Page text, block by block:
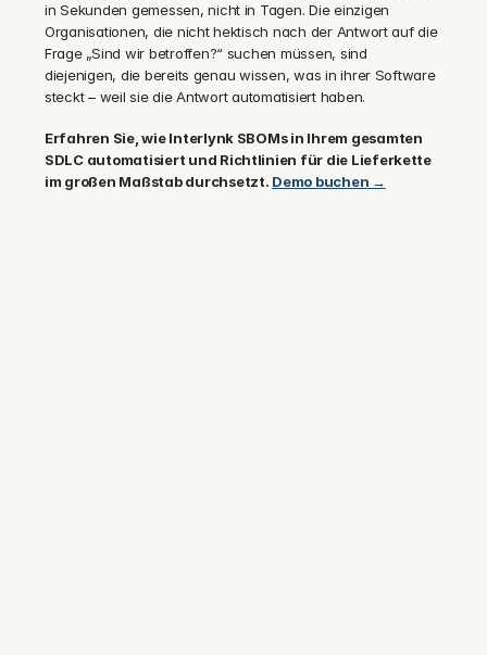
in Sekunden gemessen, nicht in Tagen. Die einzigen
Organisationen, die nicht hektisch nach der Antwort auf die
Frage „Sind wir betroffen?“ suchen müssen, sind
diejenigen, die bereits genau wissen, was in ihrer Software
steckt – weil sie die Antwort automatisiert haben.
Erfahren Sie, wie Interlynk SBOMs in Ihrem gesamten
SDLC automatisiert und Richtlinien für die Lieferkette
im großen Maßstab durchsetzt. Demo buchen →